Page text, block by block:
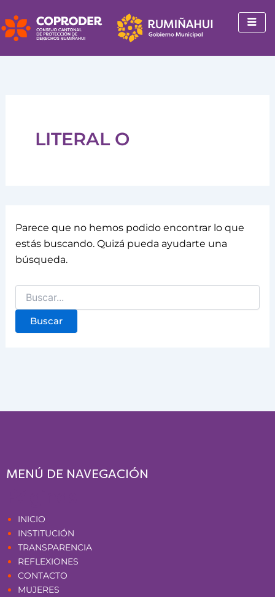
al
contenido
LITERAL O
Parece que no hemos podido encontrar lo que
estás buscando. Quizá pueda ayudarte una
búsqueda.
por:
MENÚ DE NAVEGACIÓN
INICIO
INSTITUCIÓN
TRANSPARENCIA
REFLEXIONES
CONTACTO
MUJERES